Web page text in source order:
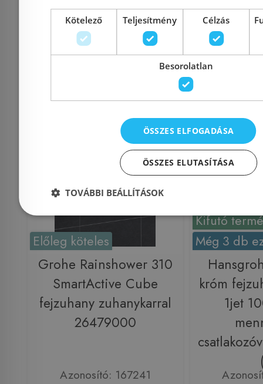
Azonosító: 174405
Cikkszám: 26238670
390 170 Ft288 500 Ft 302 556 Ft
Előleg köteles
Grohe Rainshower 310
SmartActive Cube
fejzuhany zuhanykarral
26479000
Azonosító: 167241
Kifutó
Még 3 db
Raktáron
króm
1jet
Kötelező Teljesítmény Célzás
Besorolatlan
ÖSSZES ELFOGADÁSA
ÖSSZES ELUTASÍTÁSA
TOVÁBBI BEÁLLÍTÁSOK